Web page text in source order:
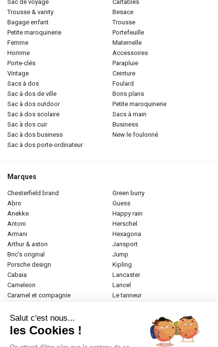
sac de voyage
trousse & vanity
bagage enfant
petite maroquinerie
femme
homme
porte-clés
vintage
sacs à dos
sac à dos de ville
sac à dos outdoor
sac à dos scolaire
sac à dos cuir
sac à dos business
sac à dos porte-ordinateur
cartables
besace
trousse
portefeuille
maternelle
accessoires
parapluie
ceinture
foulard
bons plans
petite maroquinerie
sacs à main
business
new le foulonné
Marques
chesterfield brand
abro
anekke
antoni
armani
arthur & aston
bric's original
porsche design
cabaia
cameleon
caramel et compagnie
donna celi
eastpak
elite
green burry
guess
happy rain
herschel
hexagona
jansport
jump
kipling
lancaster
lancel
le tanneur
Salut c'est nous...
les Cookies !